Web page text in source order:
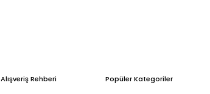
Alışveriş Rehberi Popüler Kategoriler